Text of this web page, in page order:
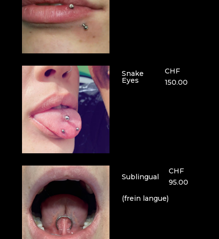
Snake
Eyes
CHF
150.00
Sublingual
CHF
95.00
(frein langue)